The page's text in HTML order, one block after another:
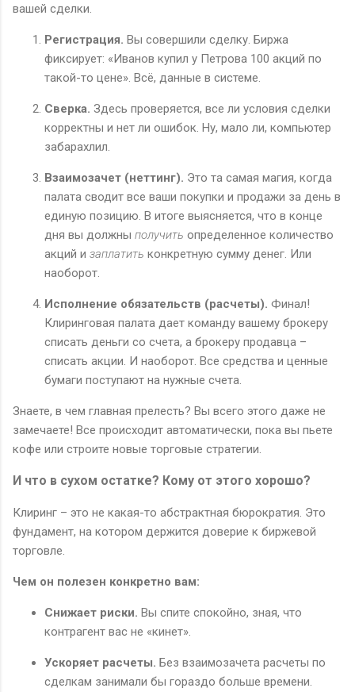
вашей сделки.
Регистрация. Вы совершили сделку. Биржа
фиксирует: «Иванов купил у Петрова 100 акций по
такой-то цене». Всё, данные в системе.
Сверка. Здесь проверяется, все ли условия сделки
корректны и нет ли ошибок. Ну, мало ли, компьютер
забарахлил.
Взаимозачет (неттинг). Это та самая магия, когда
палата сводит все ваши покупки и продажи за день в
единую позицию. В итоге выясняется, что в конце
дня вы должны получить определенное количество
акций и заплатить конкретную сумму денег. Или
наоборот.
Исполнение обязательств (расчеты). Финал!
Клиринговая палата дает команду вашему брокеру
списать деньги со счета, а брокеру продавца –
списать акции. И наоборот. Все средства и ценные
бумаги поступают на нужные счета.
Знаете, в чем главная прелесть? Вы всего этого даже не
замечаете! Все происходит автоматически, пока вы пьете
кофе или строите новые торговые стратегии.
И что в сухом остатке? Кому от этого хорошо?
Клиринг – это не какая-то абстрактная бюрократия. Это
фундамент, на котором держится доверие к биржевой
торговле.
Чем он полезен конкретно вам:
Снижает риски. Вы спите спокойно, зная, что
контрагент вас не «кинет».
Ускоряет расчеты. Без взаимозачета расчеты по
сделкам занимали бы гораздо больше времени.